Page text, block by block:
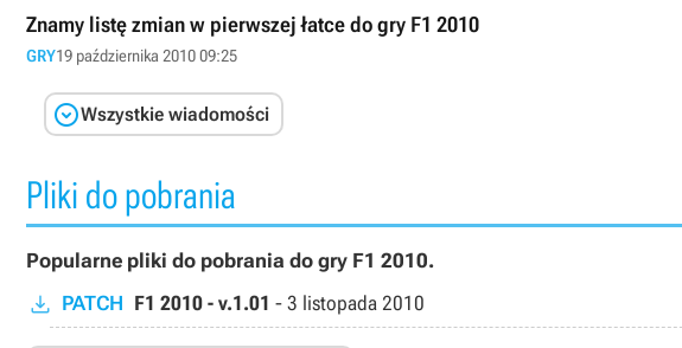
Znamy listę zmian w pierwszej łatce do gry F1 2010
GRY19 października 2010 09:25
Wszystkie wiadomości
Pliki do pobrania
Popularne pliki do pobrania do gry F1 2010.
PATCH F1 2010 - v.1.01 - 3 listopada 2010